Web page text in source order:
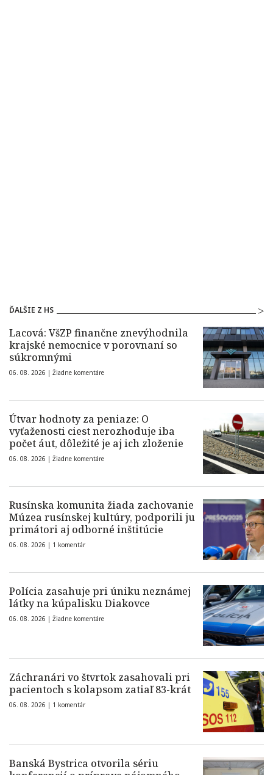
ĎALŠIE Z HS
Lacová: VšZP finančne znevýhodnila
krajské nemocnice v porovnaní so
súkromnými
06. 08. 2026 | Žiadne komentáre
Útvar hodnoty za peniaze: O
vyťaženosti ciest nerozhoduje iba
počet áut, dôležité je aj ich zloženie
06. 08. 2026 | Žiadne komentáre
Rusínska komunita žiada zachovanie
Múzea rusínskej kultúry, podporili ju
primátori aj odborné inštitúcie
06. 08. 2026 | 1 komentár
Polícia zasahuje pri úniku neznámej
látky na kúpalisku Diakovce
06. 08. 2026 | Žiadne komentáre
Záchranári vo štvrtok zasahovali pri
pacientoch s kolapsom zatiaľ 83-krát
06. 08. 2026 | 1 komentár
Banská Bystrica otvorila sériu